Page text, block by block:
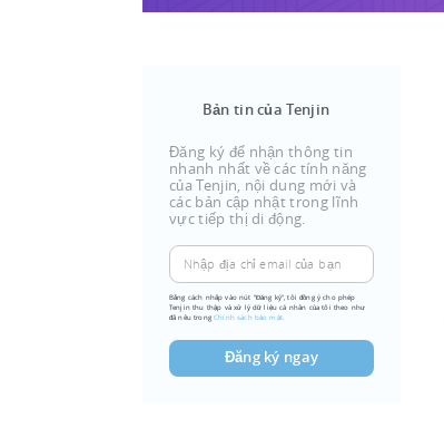
Bản tin của Tenjin
Đăng ký để nhận thông tin
nhanh nhất về các tính năng
của Tenjin, nội dung mới và
các bản cập nhật trong lĩnh
vực tiếp thị di động.
Bằng cách nhấp vào nút "Đăng ký", tôi đồng ý cho phép
Tenjin thu thập và xử lý dữ liệu cá nhân của tôi theo như
đã nêu trongChính sách bảo mật.